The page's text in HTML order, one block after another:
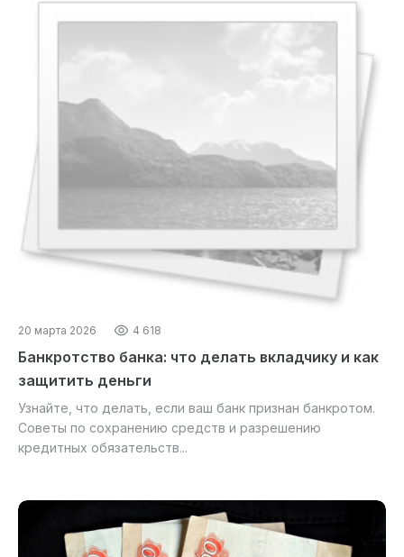
20 марта 2026 4 618
Банкротство банка: что делать вкладчику и как
защитить деньги
Узнайте, что делать, если ваш банк признан банкротом.
Советы по сохранению средств и разрешению
кредитных обязательств...